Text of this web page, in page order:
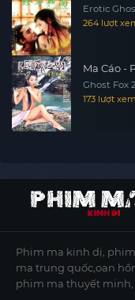
Erotic
264 lượt
Ma Cáo -
Ghost Fox
173 lượt xem
Phim ma kinh dị,
ma trung quốc,oan
phim ma thuyết minh,